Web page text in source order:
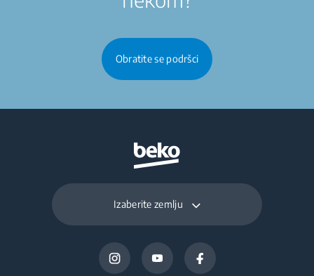
Obratite se podršci
Izaberite zemlju